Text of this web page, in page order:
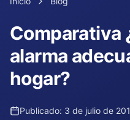
Comparativa
alarma
hogar?
Publicado: 3 de julio de